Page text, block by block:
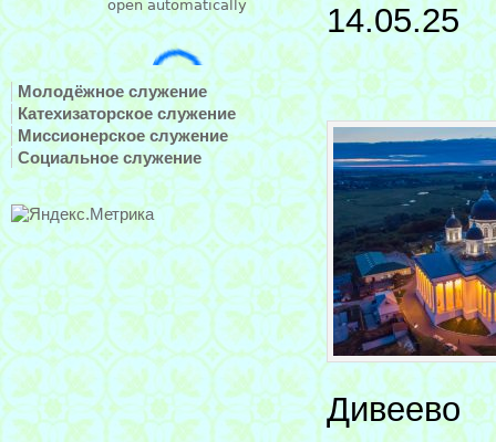
Молодёжное служение
Катехизаторское служение
Миссионерское служение
Социальное служение
14.05.25
Дивеево